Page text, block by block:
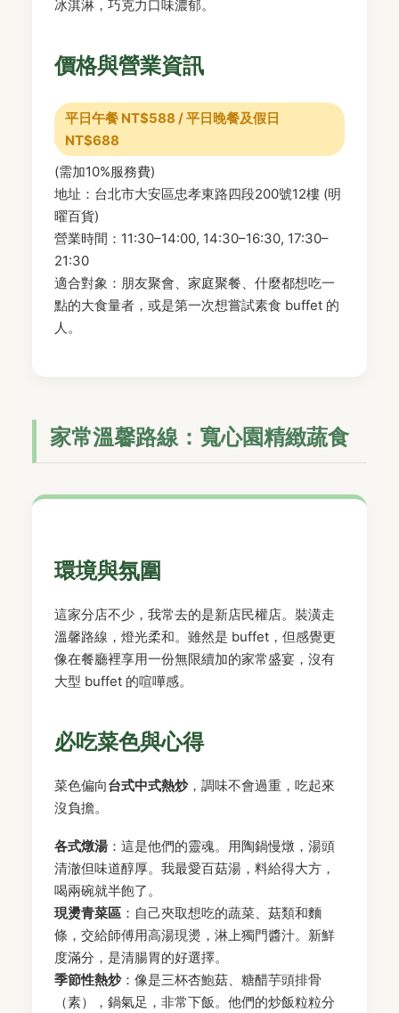
冰淇淋，巧克力口味濃郁。
價格與營業資訊
平日午餐 NT$588 / 平日晚餐及假日
NT$688
(需加10%服務費)
地址：台北市大安區忠孝東路四段200號12樓 (明
曜百貨)
營業時間：11:30–14:00, 14:30–16:30, 17:30–
21:30
適合對象：朋友聚會、家庭聚餐、什麼都想吃一
點的大食量者，或是第一次想嘗試素食 buffet 的
人。
家常溫馨路線：寬心園精緻蔬食
環境與氛圍
這家分店不少，我常去的是新店民權店。裝潢走
溫馨路線，燈光柔和。雖然是 buffet，但感覺更
像在餐廳裡享用一份無限續加的家常盛宴，沒有
大型 buffet 的喧嘩感。
必吃菜色與心得
菜色偏向台式中式熱炒，調味不會過重，吃起來
沒負擔。
各式燉湯 ：這是他們的靈魂。用陶鍋慢燉，湯頭
清澈但味道醇厚。我最愛百菇湯，料給得大方，
喝兩碗就半飽了。
現燙青菜區 ：自己夾取想吃的蔬菜、菇類和麵
條，交給師傅用高湯現燙，淋上獨門醬汁。新鮮
度滿分，是清腸胃的好選擇。
季節性熱炒：像是三杯杏鮑菇、糖醋芋頭排骨
（素），鍋氣足，非常下飯。他們的炒飯粒粒分